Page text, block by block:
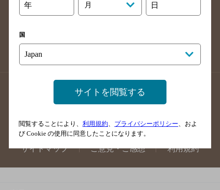
長崎県のバー検索
佐賀県のバー検索
店舗登録方法のご案内
店舗情報更新方法のご案内
掲載店舗様ログイン
サイトマップ ご意見・ご感想 利用規約
年 月 日
国
サイトを閲覧する
閲覧することにより、 利用規約 プライバシーポリシー 、およ
び Cookie の使用に同意したことになります。